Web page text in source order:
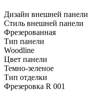
Дизайн внешней панели
Стиль внешней панели
Фрезерованная
Тип панели
Woodline
Цвет панели
Темно-зеленое
Тип отделки
Фрезеровка R 001